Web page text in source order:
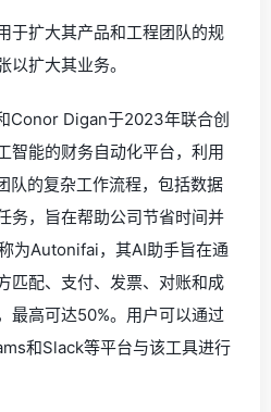
于扩大其产品和工程团队的规
扩大其业务。
Conor Digan于2023年联合创
智能的财务自动化平台，利用
队的复杂工作流程，包括数据
务，旨在帮助公司节省时间并
为Autonifai，其AI助手旨在通
匹配、支付、发票、对账和成
最高可达50%。用户可以通过
和Slack等平台与该工具进行